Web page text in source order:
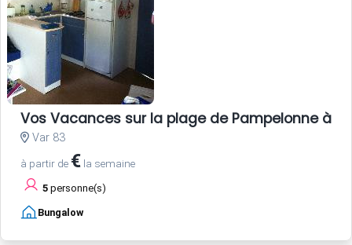
Vos Vacances sur la plage de Pampelonne à
Var 83
à partir de € la semaine
5 personne(s)
Bungalow